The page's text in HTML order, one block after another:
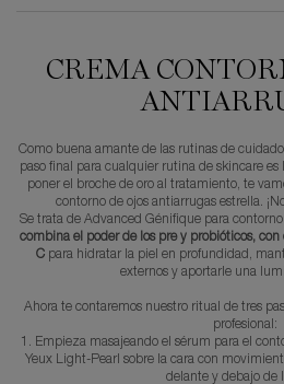
CREMA
Como buena amante de las rutinas de
paso final para cualquier rutina de skincare
poner el broche de oro al tratamiento, te
contorno de ojos antiarrugas estrella.
Se trata de Advanced Génifique para
combina el poder de los pre y probióticos,
C para hidratar la piel en profundidad,
externos y aportarle una
Ahora te contaremos nuestro ritual de tres
profesional:
1. Empieza masajeando el sérum para el
Yeux Light-Pearl sobre la cara con
delante y debajo de